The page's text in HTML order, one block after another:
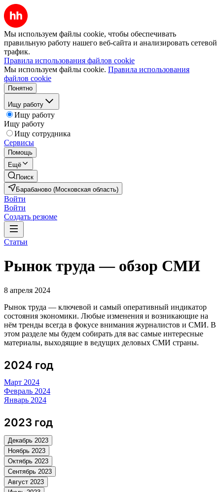
Мы используем файлы cookie, чтобы обеспечивать
правильную работу нашего веб-сайта и анализировать сетевой
трафик.
Правила использования файлов cookie
Мы используем файлы cookie. Правила использования
файлов cookie
Понятно
Ищу работу
Ищу работу
Ищу работу
Ищу сотрудника
Сервисы
Помощь
Ещё
Поиск
Барабаново (Московская область)
Войти
Войти
Создать резюме
Статьи
Рынок труда — обзор СМИ
8 апреля 2024
Рынок труда — ключевой и самый оперативный индикатор
состояния экономики. Любые изменения и возникающие на
нём тренды всегда в фокусе внимания журналистов и СМИ. В
этом разделе мы будем собирать для вас самые интересные
материалы, выходящие в ведущих деловых СМИ страны.
2024 год
Март 2024
Февраль 2024
Январь 2024
2023 год
Декабрь 2023
Ноябрь 2023
Октябрь 2023
Сентябрь 2023
Август 2023